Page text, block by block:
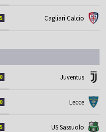
Cagliari Calcio
Juventus
Lecce
US Sassuolo